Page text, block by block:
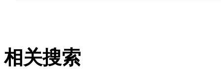
相关搜索